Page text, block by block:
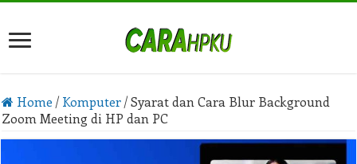
Home / Komputer/ Syarat dan Cara Blur Background
Zoom Meeting di HP dan PC